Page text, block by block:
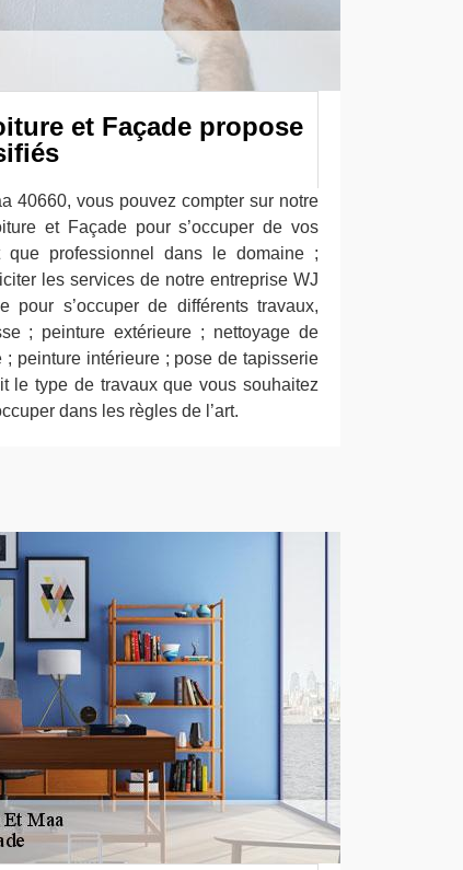
et Façade propose
40660, vous pouvez compter sur notre
et Façade pour s’occuper de vos
professionnel dans le domaine ;
les services de notre entreprise WJ
pour s’occuper de différents travaux,
; peinture extérieure ; nettoyage de
peinture intérieure ; pose de tapisserie
le type de travaux que vous souhaitez
dans les règles de l’art.